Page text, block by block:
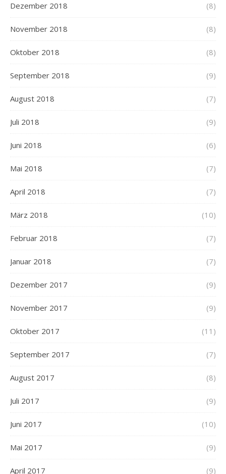
Dezember 2018 (8)
November 2018 (8)
Oktober 2018 (8)
September 2018 (9)
August 2018 (7)
Juli 2018 (9)
Juni 2018 (6)
Mai 2018 (7)
April 2018 (7)
März 2018 (10)
Februar 2018 (7)
Januar 2018 (7)
Dezember 2017 (9)
November 2017 (9)
Oktober 2017 (11)
September 2017 (7)
August 2017 (8)
Juli 2017 (9)
Juni 2017 (10)
Mai 2017 (9)
April 2017 (9)